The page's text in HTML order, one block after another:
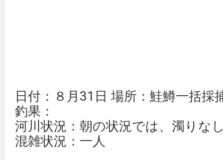
日付：８月31日 場所：鮭鱒一括採
釣果：
河川状況：朝の状況では、濁りな
混雑状況：一人